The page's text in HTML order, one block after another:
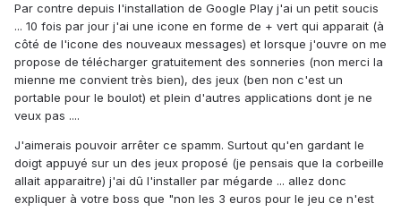
Par contre depuis l'installation de Google Play j'ai un petit soucis
... 10 fois par jour j'ai une icone en forme de + vert qui apparait (à
côté de l'icone des nouveaux messages) et lorsque j'ouvre on me
propose de télécharger gratuitement des sonneries (non merci la
mienne me convient très bien), des jeux (ben non c'est un
portable pour le boulot) et plein d'autres applications dont je ne
veux pas ....
J'aimerais pouvoir arrêter ce spamm. Surtout qu'en gardant le
doigt appuyé sur un des jeux proposé (je pensais que la corbeille
allait apparaitre) j'ai dû l'installer par mégarde ... allez donc
expliquer à votre boss que "non les 3 euros pour le jeu ce n'est